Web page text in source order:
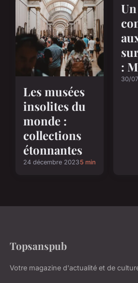
Les musées
insolites du
monde :
collections
étonnantes
24 décembre 2023 5 min
:
30/
Topsanspub
Votre magazine d'actualité et de